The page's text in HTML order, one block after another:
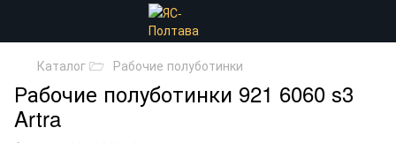
Каталог 🗁 Рабочие полуботинки
Рабочие полуботинки 921 6060 s3
Artra